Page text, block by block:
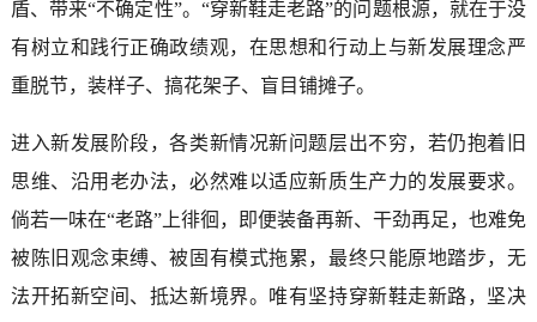
盾、带来“不确定性”。“穿新鞋走老路”的问题根源，就在于没
有树立和践行正确政绩观，在思想和行动上与新发展理念严
重脱节，装样子、搞花架子、盲目铺摊子。
进入新发展阶段，各类新情况新问题层出不穷，若仍抱着旧
思维、沿用老办法，必然难以适应新质生产力的发展要求。
倘若一味在“老路”上徘徊，即便装备再新、干劲再足，也难免
被陈旧观念束缚、被固有模式拖累，最终只能原地踏步，无
法开拓新空间、抵达新境界。唯有坚持穿新鞋走新路，坚决